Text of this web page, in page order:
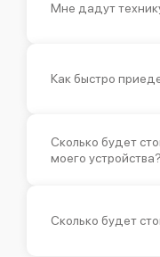
Мне дадут
Как быстро
Сколько будет
моего устройства?
Сколько будет